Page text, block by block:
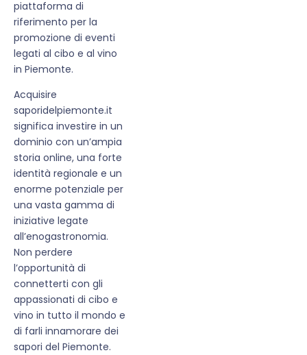
piattaforma di
riferimento per la
promozione di eventi
legati al cibo e al vino
in Piemonte.
Acquisire
saporidelpiemonte.it
significa investire in un
dominio con un’ampia
storia online, una forte
identità regionale e un
enorme potenziale per
una vasta gamma di
iniziative legate
all’enogastronomia.
Non perdere
l’opportunità di
connetterti con gli
appassionati di cibo e
vino in tutto il mondo e
di farli innamorare dei
sapori del Piemonte.